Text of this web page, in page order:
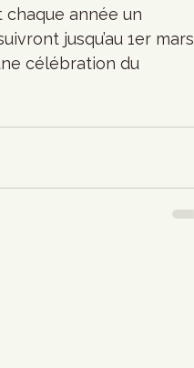
chaque année un
jusqu’au 1er
célébration du